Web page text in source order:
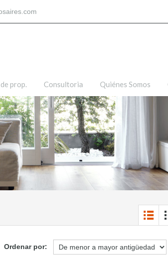
prop. Consultoria Quiénes Somos
Ordenar por: